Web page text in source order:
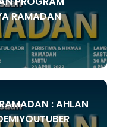
RAMADAN
: AHLAN